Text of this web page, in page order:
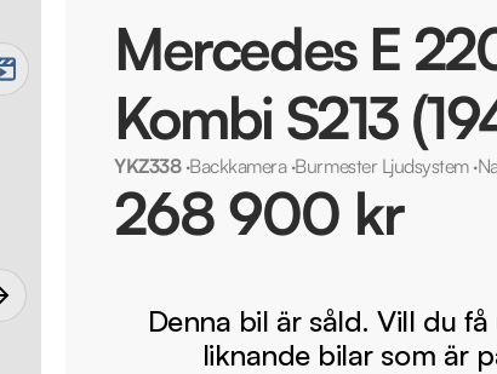
Mercedes E
Kombi S213
YKZ338·Backkamera·Burmester Ljudsystem·
268 900 kr
Denna bil är såld. Vill du
liknande bilar som är